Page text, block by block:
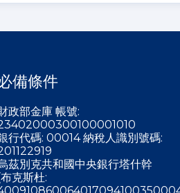
備條件
政部金庫 帳號:
行代碼: 00014 納稅人識別號碼:
茲別克共和國中央銀行塔什幹
克斯杜: